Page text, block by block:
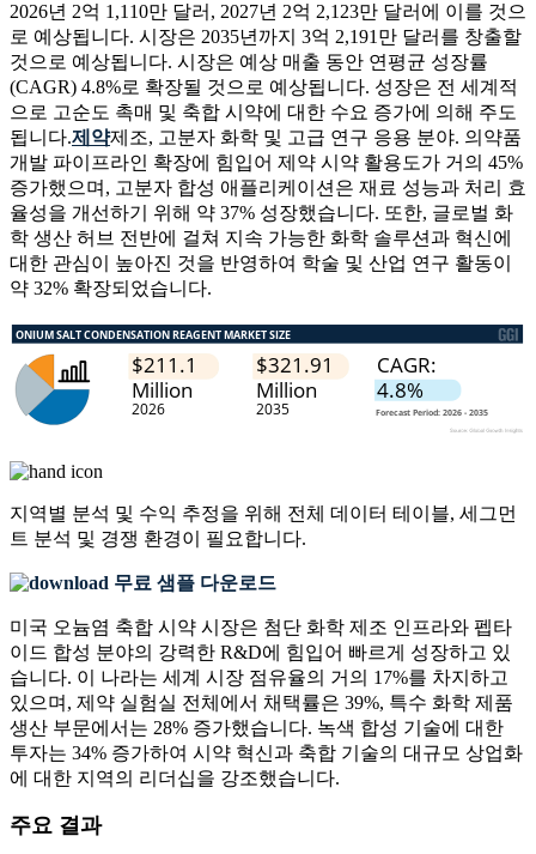
2026년 2억 1,110만 달러, 2027년 2억 2,123만 달러에 이를 것으
로 예상됩니다. 시장은 2035년까지 3억 2,191만 달러를 창출할
것으로 예상됩니다. 시장은 예상 매출 동안 연평균 성장률
(CAGR) 4.8%로 확장될 것으로 예상됩니다. 성장은 전 세계적
으로 고순도 촉매 및 축합 시약에 대한 수요 증가에 의해 주도
됩니다.제약제조, 고분자 화학 및 고급 연구 응용 분야. 의약품
개발 파이프라인 확장에 힘입어 제약 시약 활용도가 거의 45%
증가했으며, 고분자 합성 애플리케이션은 재료 성능과 처리 효
율성을 개선하기 위해 약 37% 성장했습니다. 또한, 글로벌 화
학 생산 허브 전반에 걸쳐 지속 가능한 화학 솔루션과 혁신에
대한 관심이 높아진 것을 반영하여 학술 및 산업 연구 활동이
약 32% 확장되었습니다.
지역별 분석 및 수익 추정을 위해 전체 데이터 테이블, 세그먼
트 분석 및 경쟁 환경이 필요합니다.
무료 샘플 다운로드
미국 오늄염 축합 시약 시장은 첨단 화학 제조 인프라와 펩타
이드 합성 분야의 강력한 R&D에 힘입어 빠르게 성장하고 있
습니다. 이 나라는 세계 시장 점유율의 거의 17%를 차지하고
있으며, 제약 실험실 전체에서 채택률은 39%, 특수 화학 제품
생산 부문에서는 28% 증가했습니다. 녹색 합성 기술에 대한
투자는 34% 증가하여 시약 혁신과 축합 기술의 대규모 상업화
에 대한 지역의 리더십을 강조했습니다.
주요 결과